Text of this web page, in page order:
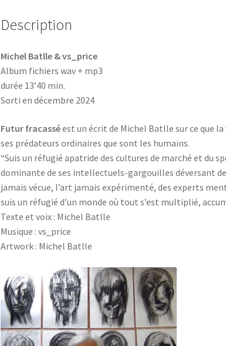
Description
Michel Batlle & vs_price
Album fichiers wav + mp3
durée 13’40 min.
Sorti en décembre 2024
Futur fracasséest un écrit de Michel Batlle sur ce que
ses prédateurs ordinaires que sont les humains.
“Suis un réfugié apatride des cultures de marché et du
dominante de ses intellectuels-gargouilles déversant
jamais vécue, l’art jamais expérimenté, des experts
suis un réfugié d’un monde où tout s’est multiplié,
Texte et voix : Michel Batlle
Musique : vs_price
Artwork : Michel Batlle